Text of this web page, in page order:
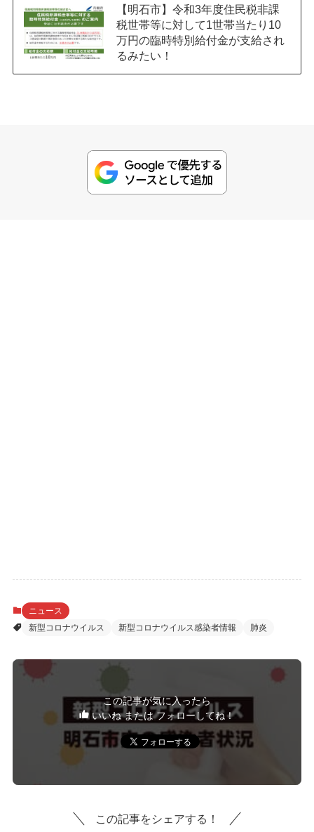
【明石市】令和3年度住民税非課
税世帯等に対して1世帯当たり10
万円の臨時特別給付金が支給され
るみたい！
ニュース
新型コロナウイルス
新型コロナウイルス感染者情報 肺炎
この記事が気に入ったら
いいね または フォローしてね！
この記事をシェアする！